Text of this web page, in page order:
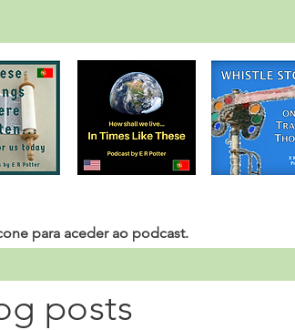
para aceder ao podcast.
posts